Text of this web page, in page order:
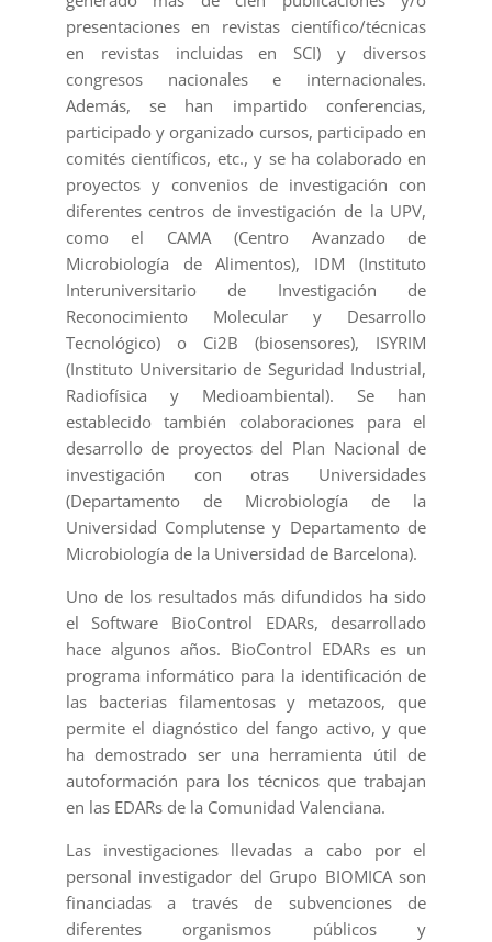
presentaciones en revistas científico/técnicas
en revistas incluidas en SCI) y diversos
congresos nacionales e internacionales.
Además, se han impartido conferencias,
participado y organizado cursos, participado en
comités científicos, etc., y se ha colaborado en
proyectos y convenios de investigación con
diferentes centros de investigación de la UPV,
como el CAMA (Centro Avanzado de
Microbiología de Alimentos), IDM (Instituto
Interuniversitario de Investigación de
Reconocimiento Molecular y Desarrollo
Tecnológico) o Ci2B (biosensores), ISYRIM
(Instituto Universitario de Seguridad Industrial,
Radiofísica y Medioambiental). Se han
establecido también colaboraciones para el
desarrollo de proyectos del Plan Nacional de
investigación con otras Universidades
(Departamento de Microbiología de la
Universidad Complutense y Departamento de
Microbiología de la Universidad de Barcelona).
Uno de los resultados más difundidos ha sido
el Software BioControl EDARs, desarrollado
hace algunos años. BioControl EDARs es un
programa informático para la identificación de
las bacterias filamentosas y metazoos, que
permite el diagnóstico del fango activo, y que
ha demostrado ser una herramienta útil de
autoformación para los técnicos que trabajan
en las EDARs de la Comunidad Valenciana.
Las investigaciones llevadas a cabo por el
personal investigador del Grupo BIOMICA son
financiadas a través de subvenciones de
diferentes organismos públicos y